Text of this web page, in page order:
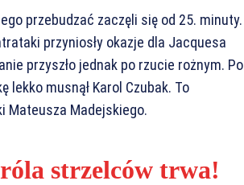
przebudzać zaczęli się od 25. minuty.
przyniosły okazje dla Jacquesa
przyszło jednak po rzucie rożnym. Po
lekko musnął Karol Czubak. To
Mateusza Madejskiego.
strzelców trwa!